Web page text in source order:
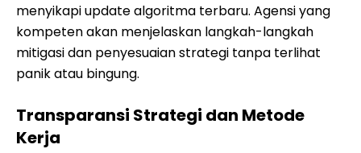
menyikapi update algoritma terbaru. Agensi yang
kompeten akan menjelaskan langkah-langkah
mitigasi dan penyesuaian strategi tanpa terlihat
panik atau bingung.
Transparansi Strategi dan Metode
Kerja